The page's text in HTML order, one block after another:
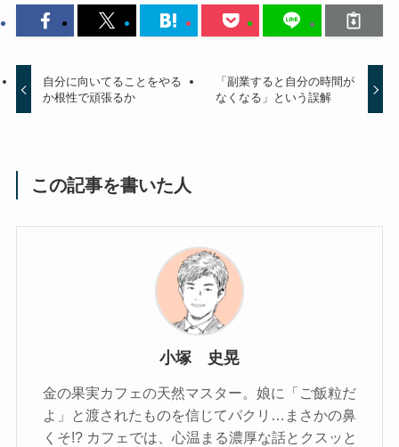
自分に向いてることをやる
か根性で頑張るか
「副業すると自分の時間が
なくなる」という誤解
この記事を書いた人
小塚 史晃
金の果実カフェの天然マスター。娘に「ご飯粒だ
よ」と渡されたものを信じてパクリ…まさかの鼻
くそ!? カフェでは、心温まる濃厚な話とクスッと